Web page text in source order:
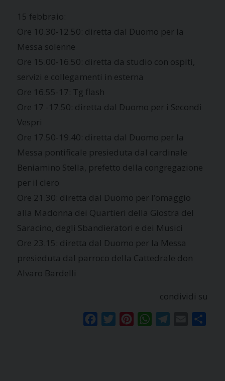
15 febbraio:
Ore 10.30-12.50: diretta dal Duomo per la
Messa solenne
Ore 15.00-16.50: diretta da studio con ospiti,
servizi e collegamenti in esterna
Ore 16.55-17: Tg flash
Ore 17 -17.50: diretta dal Duomo per i Secondi
Vespri
Ore 17.50-19.40: diretta dal Duomo per la
Messa pontificale presieduta dal cardinale
Beniamino Stella, prefetto della congregazione
per il clero
Ore 21.30: diretta dal Duomo per l’omaggio
alla Madonna dei Quartieri della Giostra del
Saracino, degli Sbandieratori e dei Musici
Ore 23.15: diretta dal Duomo per la Messa
presieduta dal parroco della Cattedrale don
Alvaro Bardelli
condividi su
FacebookTwitterPinterestWhatsAppTelegram
Email